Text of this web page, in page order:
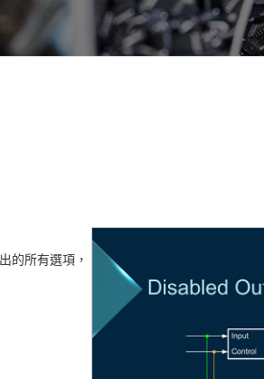
的所有選項，